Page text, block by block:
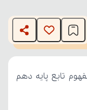
The media could
or network failed